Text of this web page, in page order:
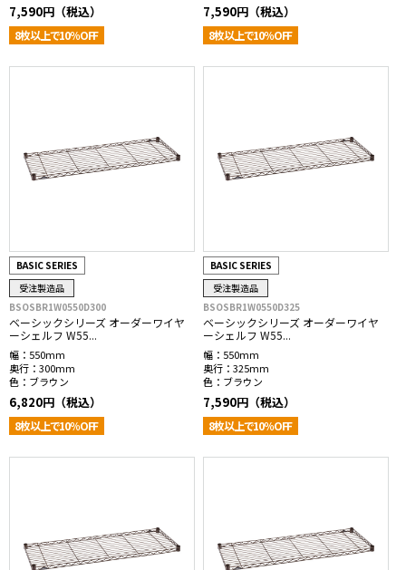
7,590円（税込）
8枚以上で10％OFF
7,590円（税込）
8枚以上で10％OFF
BASIC SERIES
受注製造品
BSOSBR1W0550D300
ベーシックシリーズ オーダーワイヤ
ーシェルフ W55...
幅： 550mm
奥行： 300mm
色： ブラウン
6,820円（税込）
8枚以上で10％OFF
BASIC SERIES
受注製造品
BSOSBR1W0550D325
ベーシックシリーズ オーダーワイヤ
ーシェルフ W55...
幅： 550mm
奥行： 325mm
色： ブラウン
7,590円（税込）
8枚以上で10％OFF